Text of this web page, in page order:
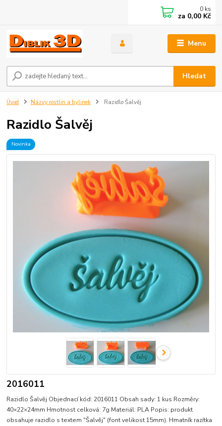
Menu
Hledat
0 ks
za 0,00 Kč
Úvod Názvy rostlin a bylinek Razidlo Šalvěj
Razidlo Šalvěj
Novinka
2016011
Razidlo Šalvěj Objednací kód: 2016011 Obsah sady: 1 kus Rozměry:
40×22×24mm Hmotnost celková: 7g Materiál: PLA Popis: produkt
obsahuje razidlo s textem "Šalvěj" (font velikost 15mm). Hmatník razítka